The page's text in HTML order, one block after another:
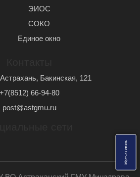
О
б
р
а
т
н
а
я
с
в
я
з
ь
ЭИОС
СОКО
Единое окно
Бакинская, 121
+7(8512) 66-94-80
post@astgmu.ru